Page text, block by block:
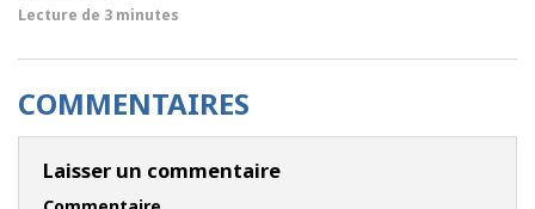
Lecture de 3 minutes
COMMENTAIRES
Laisser un commentaire